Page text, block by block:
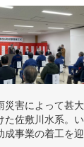
災害によって甚大
た佐敷川水系。い
成事業の着工を迎